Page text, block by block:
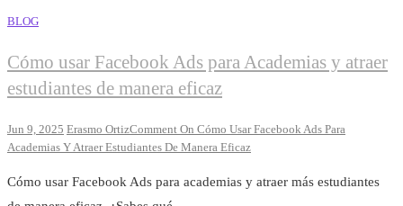
BLOG
Cómo usar Facebook Ads para Academias y atraer
estudiantes de manera eficaz
Jun 9, 2025 Erasmo OrtizComment On Cómo Usar Facebook Ads Para
Academias Y Atraer Estudiantes De Manera Eficaz
Cómo usar Facebook Ads para academias y atraer más estudiantes